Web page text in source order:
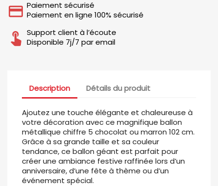
Paiement sécurisé
Paiement en ligne 100% sécurisé
Support client à l’écoute
Disponible 7j/7 par email
Description Détails du produit
Ajoutez une touche élégante et chaleureuse à
votre décoration avec ce magnifique ballon
métallique chiffre 5 chocolat ou marron 102 cm.
Grâce à sa grande taille et sa couleur
tendance, ce ballon géant est parfait pour
créer une ambiance festive raffinée lors d’un
anniversaire, d’une fête à thème ou d’un
événement spécial.